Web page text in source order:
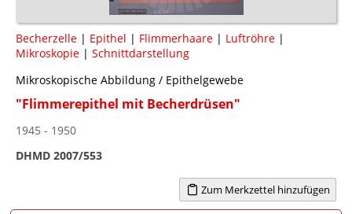
Becherzelle | Epithel | Flimmerhaare | Luftröhre |
Mikroskopie | Schnittdarstellung
Mikroskopische Abbildung / Epithelgewebe
"Flimmerepithel mit Becherdrüsen"
1945 - 1950
DHMD 2007/553
Zum Merkzettel hinzufügen